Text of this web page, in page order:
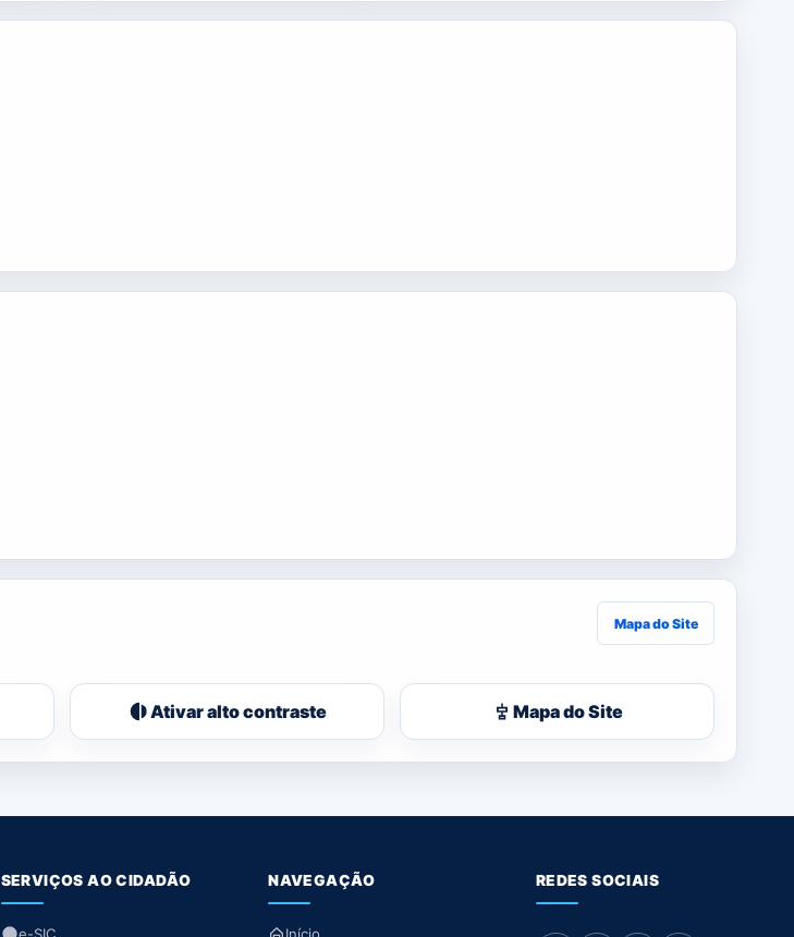
Mapa do Site
Ativar alto contraste Mapa do Site
SERVIÇOS AO CIDADÃO NAVEGAÇÃO REDES SOCIAIS